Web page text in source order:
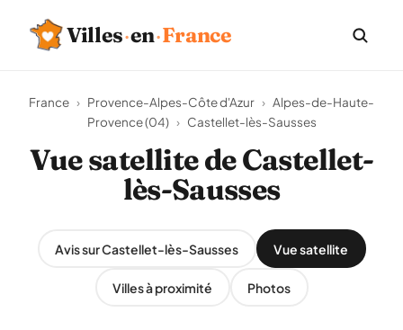
Villes·en·France
France › Provence-Alpes-Côte d'Azur › Alpes-de-Haute-
Provence (04) › Castellet-lès-Sausses
Vue satellite de Castellet-
lès-Sausses
Avis sur Castellet-lès-Sausses Vue satellite
Villes à proximité Photos